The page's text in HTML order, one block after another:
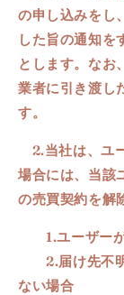
の申し込みをし
した旨の通知を
とします。なお
業者に引き渡し
す。
2.当社は、ユ
場合には、当該
の売買契約を解
1.ユーザー
2.届け先不
ない場合